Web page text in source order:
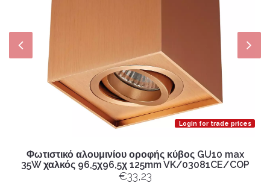
Login for trade prices
Φωτιστικό αλουμινίου οροφής κύβος GU10 max
35W χαλκός 96,5χ96,5χ 125mm VK/03081CE/COP
€33,23